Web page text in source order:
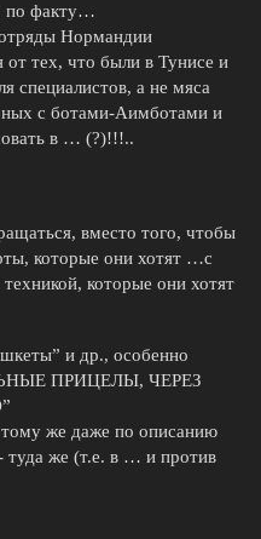
по факту…
Нормандии
от тех, что были в Тунисе и
специалистов, а не мяса
с ботами-Аимботами и
в … (?)!!!..
вместо того, чтобы
которые они хотят …с
которые они хотят
и др., особенно
ПРИЦЕЛЫ, ЧЕРЕЗ
тому же даже по описанию
туда же (т.е. в … и против